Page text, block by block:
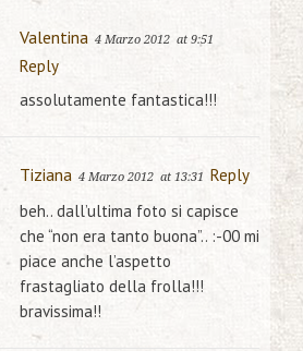
Valentina 4 Marzo 2012 at 9:51
Reply
assolutamente fantastica!!!
Tiziana 4 Marzo 2012 at 13:31 Reply
beh.. dall’ultima foto si capisce
che “non era tanto buona”.. :-00 mi
piace anche l’aspetto
frastagliato della frolla!!!
bravissima!!